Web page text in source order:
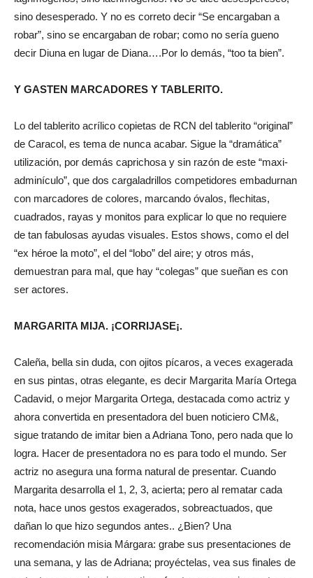
sino desesperado. Y no es correto decir “Se encargaban a
robar”, sino se encargaban de robar; como no sería gueno
decir Diuna en lugar de Diana….Por lo demás, “too ta bien”.
Y GASTEN MARCADORES Y TABLERITO.
Lo del tablerito acrílico copietas de RCN del tablerito “original”
de Caracol, es tema de nunca acabar. Sigue la “dramática”
utilización, por demás caprichosa y sin razón de este “maxi-
adminículo”, que dos cargaladrillos competidores embadurnan
con marcadores de colores, marcando óvalos, flechitas,
cuadrados, rayas y monitos para explicar lo que no requiere
de tan fabulosas ayudas visuales. Estos shows, como el del
“ex héroe la moto”, el del “lobo” del aire; y otros más,
demuestran para mal, que hay “colegas” que sueñan es con
ser actores.
MARGARITA MIJA. ¡CORRIJASE¡.
Caleña, bella sin duda, con ojitos pícaros, a veces exagerada
en sus pintas, otras elegante, es decir Margarita María Ortega
Cadavid, o mejor Margarita Ortega, destacada como actriz y
ahora convertida en presentadora del buen noticiero CM&,
sigue tratando de imitar bien a Adriana Tono, pero nada que lo
logra. Hacer de presentadora no es para todo el mundo. Ser
actriz no asegura una forma natural de presentar. Cuando
Margarita desarrolla el 1, 2, 3, acierta; pero al rematar cada
nota, hace unos gestos exagerados, sobreactuados, que
dañan lo que hizo segundos antes.. ¿Bien? Una
recomendación misia Márgara: grabe sus presentaciones de
una semana, y las de Adriana; proyéctelas, vea sus finales de